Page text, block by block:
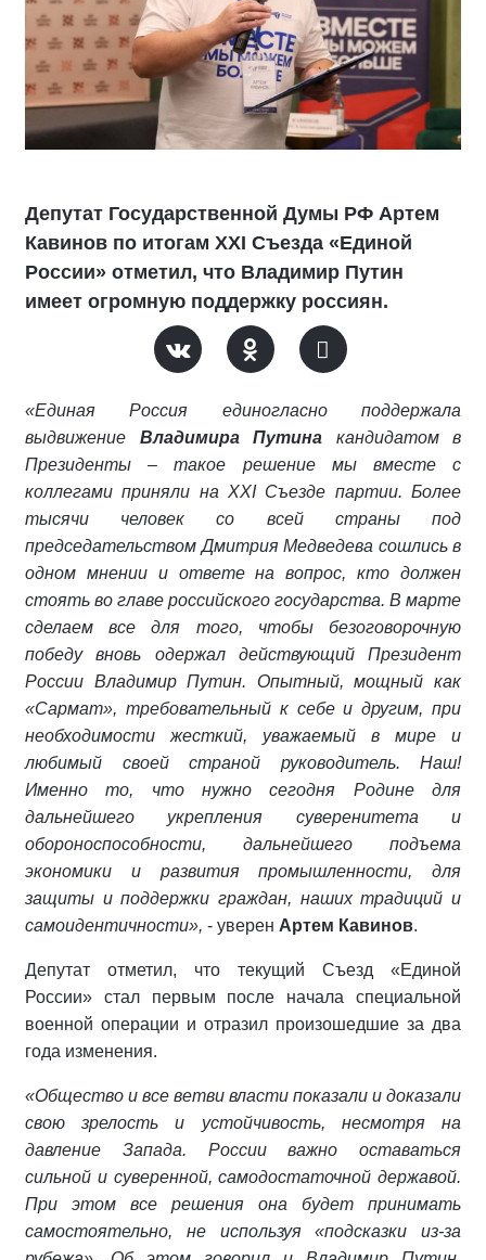
Депутат Государственной Думы РФ Артем
Кавинов по итогам XXI Съезда «Единой
России» отметил, что Владимир Путин
имеет огромную поддержку россиян.
«Единая Россия единогласно поддержала
выдвижение Владимира Путина кандидатом в
Президенты – такое решение мы вместе с
коллегами приняли на XXI Съезде партии. Более
тысячи человек со всей страны под
председательством Дмитрия Медведева сошлись в
одном мнении и ответе на вопрос, кто должен
стоять во главе российского государства. В марте
сделаем все для того, чтобы безоговорочную
победу вновь одержал действующий Президент
России Владимир Путин. Опытный, мощный как
«Сармат», требовательный к себе и другим, при
необходимости жесткий, уважаемый в мире и
любимый своей страной руководитель. Наш!
Именно то, что нужно сегодня Родине для
дальнейшего укрепления суверенитета и
обороноспособности, дальнейшего подъема
экономики и развития промышленности, для
защиты и поддержки граждан, наших традиций и
самоидентичности», - уверен Артем Кавинов.
Депутат отметил, что текущий Съезд «Единой
России» стал первым после начала специальной
военной операции и отразил произошедшие за два
года изменения.
«Общество и все ветви власти показали и доказали
свою зрелость и устойчивость, несмотря на
давление Запада. России важно оставаться
сильной и суверенной, самодостаточной державой.
При этом все решения она будет принимать
самостоятельно, не используя «подсказки из-за